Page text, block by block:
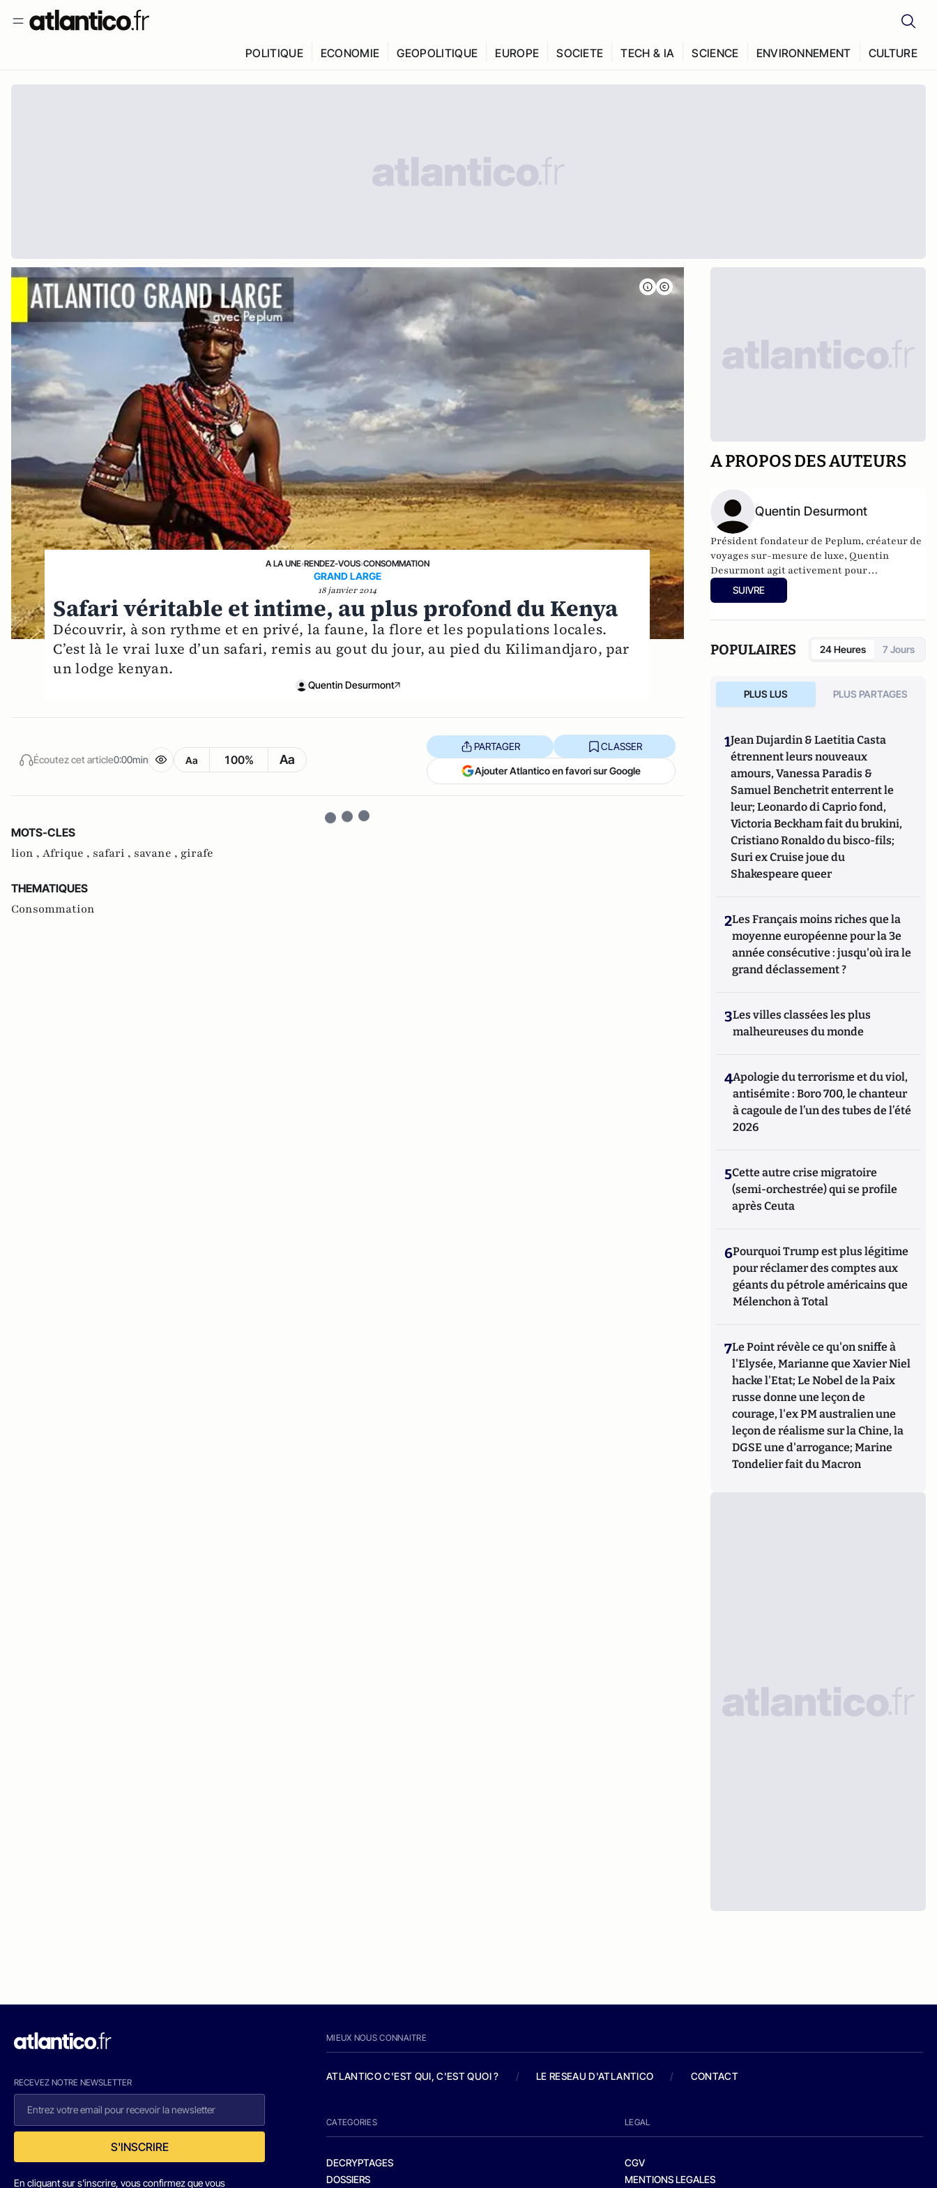
POLITIQUE ECONOMIE GEOPOLITIQUE EUROPE SOCIETE TECH & IA SCIENCE ENVIRONNEMENT CULTURE
A LA UNE›RENDEZ-VOUS›CONSOMMATION
GRAND LARGE
18 janvier 2014
Safari véritable et intime, au plus profond du Kenya
Découvrir, à son rythme et en privé, la faune, la flore et les populations locales.
C’est là le vrai luxe d’un safari, remis au gout du jour, au pied du Kilimandjaro, par
un lodge kenyan.
Quentin Desurmont
Écoutez cet article0:00min Aa 100% Aa
PARTAGER CLASSER
Ajouter Atlantico en favori sur Google
MOTS-CLES
lion , Afrique , safari , savane , girafe
THEMATIQUES
Consommation
A PROPOS DES AUTEURS
Quentin Desurmont
Président fondateur dePeplum, créateur de
voyages sur-mesure de luxe, Quentin
Desurmont agit activement pour
l’entreprenariat. Il a fait partie de la
délégation du G20 YES à Moscou en 2013 et à
Chrétiens. Quentin contribue aussi à
l’émergence du tourisme de luxe en Europe,
SUIVRE
POPULAIRES 24 Heures 7 Jours
PLUS LUS PLUS PARTAGES
1Jean Dujardin & Laetitia Casta
étrennent leurs nouveaux
amours, Vanessa Paradis &
Samuel Benchetrit enterrent le
leur; Leonardo di Caprio fond,
Victoria Beckham fait du brukini,
Cristiano Ronaldo du bisco-fils;
Suri ex Cruise joue du
Shakespeare queer
2Les Français moins riches que la
moyenne européenne pour la 3e
année consécutive : jusqu'où ira le
grand déclassement ?
3Les villes classées les plus
malheureuses du monde
4Apologie du terrorisme et du viol,
antisémite : Boro 700, le chanteur
à cagoule de l’un des tubes de l’été
2026
5Cette autre crise migratoire
(semi-orchestrée) qui se profile
après Ceuta
6Pourquoi Trump est plus légitime
pour réclamer des comptes aux
géants du pétrole américains que
Mélenchon à Total
7Le Point révèle ce qu'on sniffe à
l'Elysée, Marianne que Xavier Niel
hacke l'Etat; Le Nobel de la Paix
russe donne une leçon de
courage, l'ex PM australien une
leçon de réalisme sur la Chine, la
DGSE une d'arrogance; Marine
Tondelier fait du Macron
RECEVEZ NOTRE NEWSLETTER
S'INSCRIRE
En cliquant sur s'inscrire, vous confirmez que vous
MIEUX NOUS CONNAITRE
ATLANTICO C'EST QUI, C'EST QUOI ? / LE RESEAU D'ATLANTICO / CONTACT
CATEGORIES
DECRYPTAGES
DOSSIERS
LEGAL
CGV
MENTIONS LEGALES